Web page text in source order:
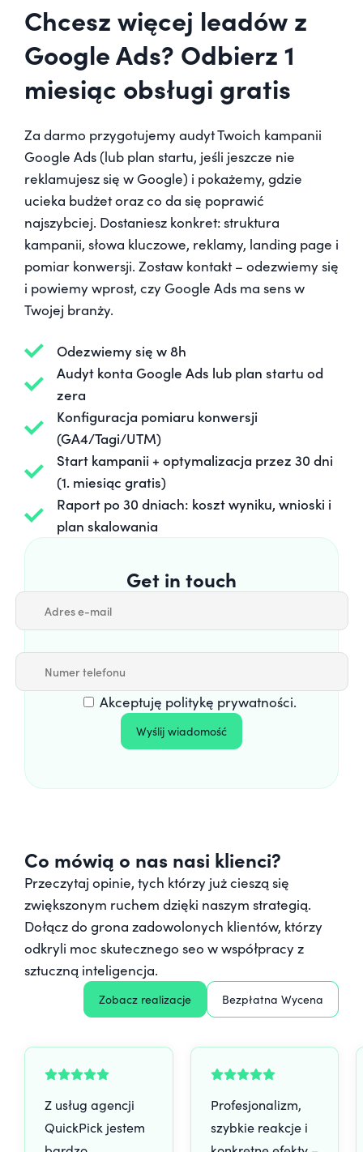
Chcesz więcej leadów z
Google Ads? Odbierz 1
miesiąc obsługi gratis
Za darmo przygotujemy audyt Twoich kampanii
Google Ads (lub plan startu, jeśli jeszcze nie
reklamujesz się w Google) i pokażemy, gdzie
ucieka budżet oraz co da się poprawić
najszybciej. Dostaniesz konkret: struktura
kampanii, słowa kluczowe, reklamy, landing page i
pomiar konwersji. Zostaw kontakt – odezwiemy się
i powiemy wprost, czy Google Ads ma sens w
Twojej branży.
Odezwiemy się w 8h
Audyt konta Google Ads lub plan startu od
zera
Konfiguracja pomiaru konwersji
(GA4/Tagi/UTM)
Start kampanii + optymalizacja przez 30 dni
(1. miesiąc gratis)
Raport po 30 dniach: koszt wyniku, wnioski i
plan skalowania
Get in touch
Akceptuję politykę prywatności.
Co mówią o nas nasi klienci?
Przeczytaj opinie, tych którzy już cieszą się
zwiększonym ruchem dzięki naszym strategią.
Dołącz do grona zadowolonych klientów, którzy
odkryli moc skutecznego seo w współpracy z
sztuczną inteligencja.
Zobacz realizacje Bezpłatna Wycena
Z usług agencji
QuickPick jestem
Profesjonalizm,
szybkie reakcje i